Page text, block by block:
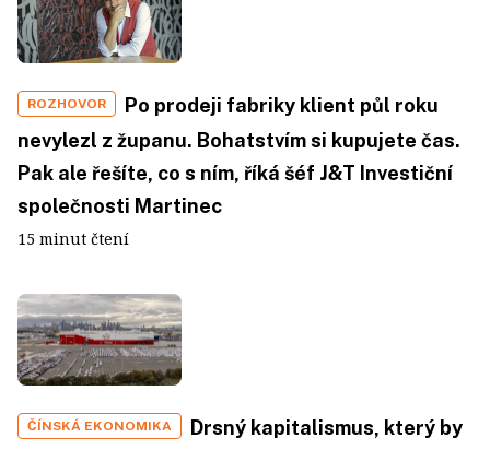
ROZHOVOR
Po prodeji fabriky klient půl roku
nevylezl z županu. Bohatstvím si kupujete čas.
Pak ale řešíte, co s ním, říká šéf J&T Investiční
společnosti Martinec
15 minut čtení
ČÍNSKÁ EKONOMIKA
Drsný kapitalismus, který by